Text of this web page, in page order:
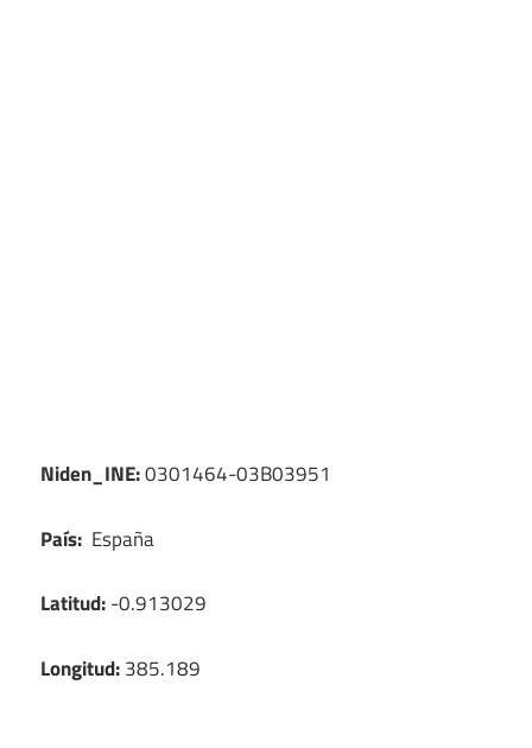
Niden_INE:0301464-03B03951
País: España
Latitud:-0.913029
Longitud:385.189